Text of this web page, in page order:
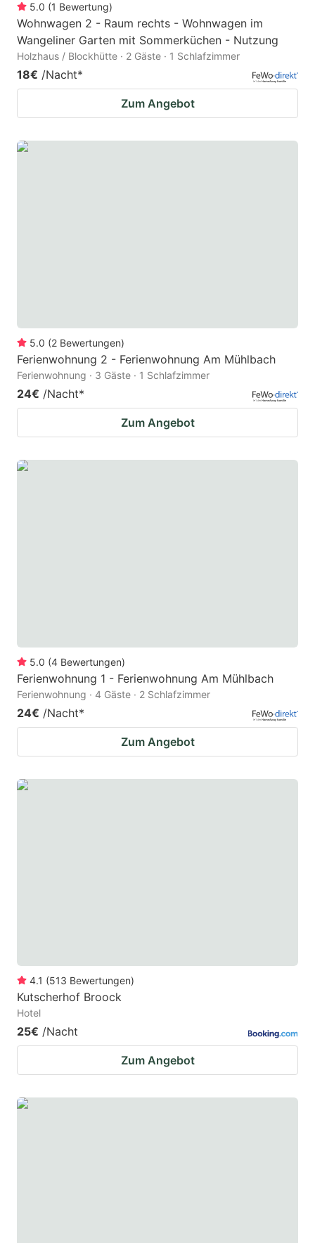
5.0 (1 Bewertung)
Wohnwagen 2 - Raum rechts - Wohnwagen im
Wangeliner Garten mit Sommerküchen - Nutzung
Holzhaus / Blockhütte · 2 Gäste · 1 Schlafzimmer
18€ /Nacht*
Zum Angebot
5.0 (2 Bewertungen)
Ferienwohnung 2 - Ferienwohnung Am Mühlbach
Ferienwohnung · 3 Gäste · 1 Schlafzimmer
24€ /Nacht*
Zum Angebot
5.0 (4 Bewertungen)
Ferienwohnung 1 - Ferienwohnung Am Mühlbach
Ferienwohnung · 4 Gäste · 2 Schlafzimmer
24€ /Nacht*
Zum Angebot
4.1 (513 Bewertungen)
Kutscherhof Broock
Hotel
25€ /Nacht
Zum Angebot